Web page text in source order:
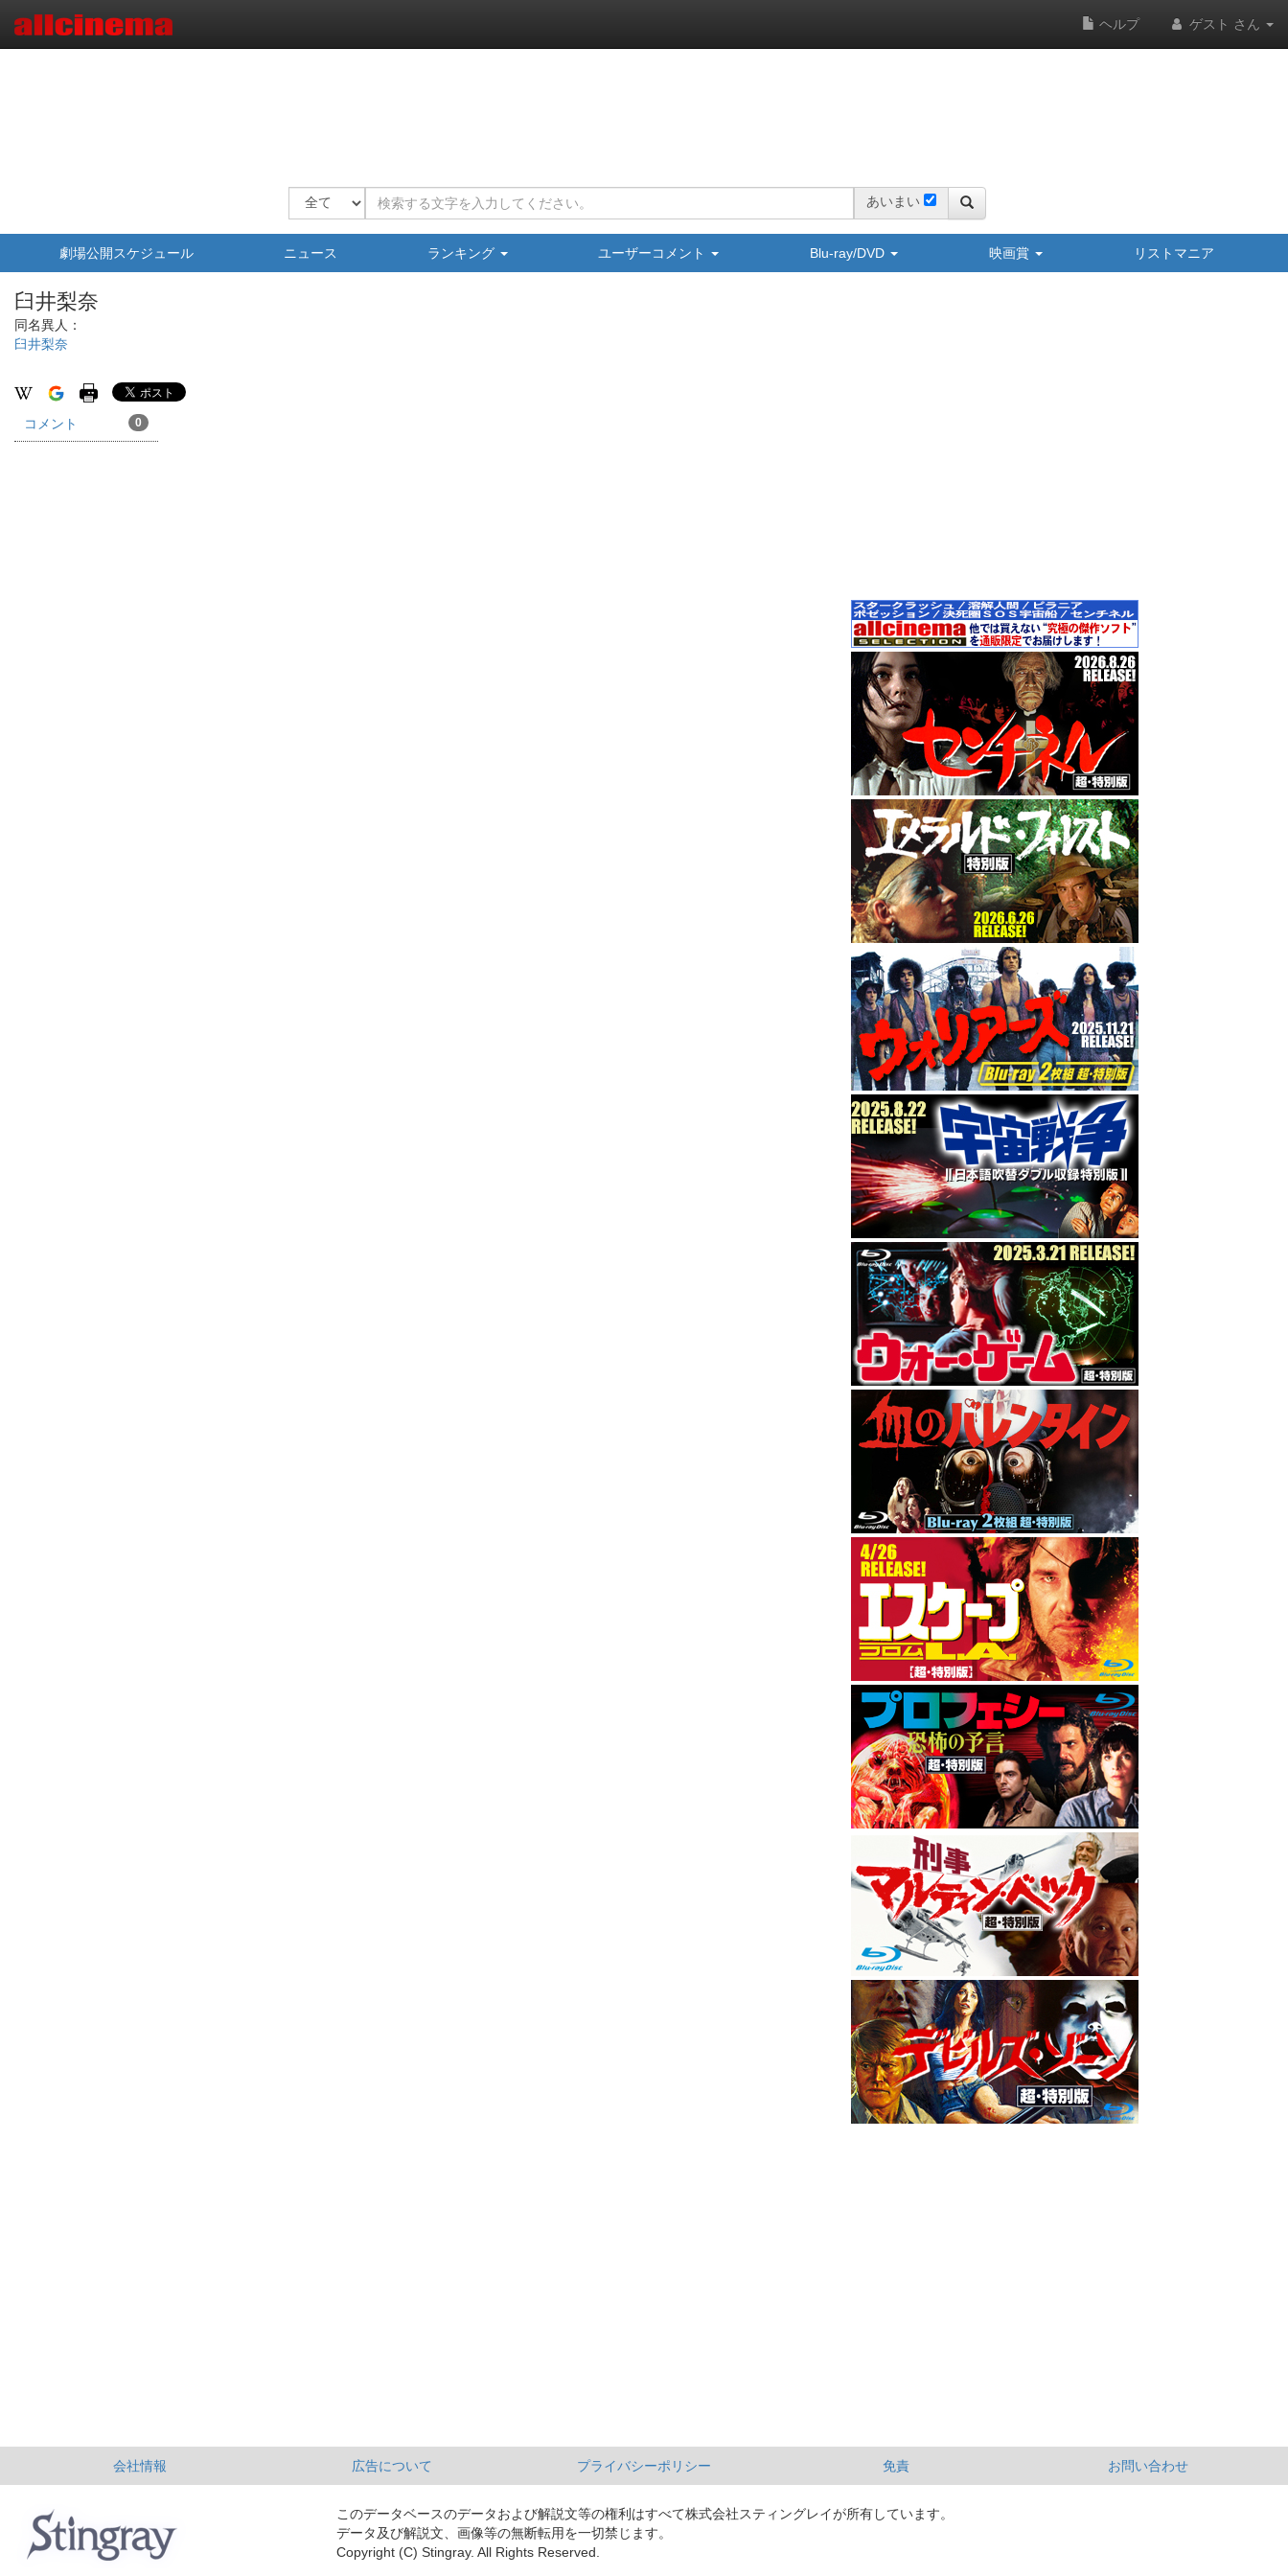
ヘルプ ゲスト さん
あいまい
劇場公開スケジュール ニュース ランキング ユーザーコメント Blu-ray/DVD 映画賞 リストマニア
臼井梨奈
同名異人：
臼井梨奈
コメント 0
会社情報 広告について プライバシーポリシー 免責 お問い合わせ
このデータベースのデータおよび解説文等の権利はすべて株式会社スティングレイが所有しています。
データ及び解説文、画像等の無断転用を一切禁じます。
Copyright (C) Stingray. All Rights Reserved.